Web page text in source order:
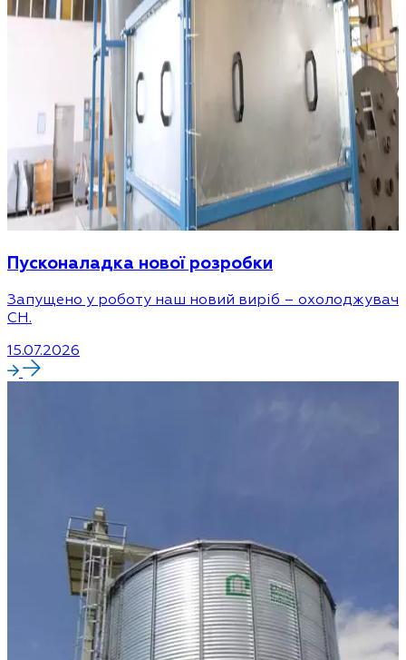
Пусконаладка нової розробки
Запущено у роботу наш новий виріб – охолоджувач
CH.
15.07.2026